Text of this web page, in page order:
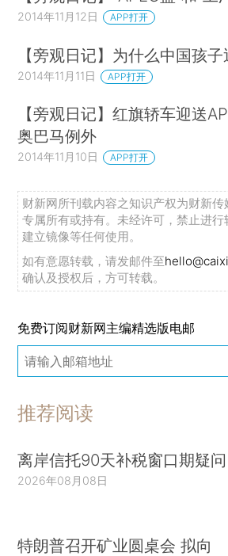
2014年11月12日 APP打开
【旁观日记】为什么中国孩
2014年11月11日 APP打开
【旁观日记】红旗轿车迎送
奥巴马例外
2014年11月10日 APP打开
财新网所刊载内容之知识产权为财新传
专属所有或持有。未经许可，禁止进行
建立镜像等任何使用。
如有意愿转载，请发邮件至
确认及授权后，方可转载。
免费订阅财新网主编精选版电邮
推荐阅读
离岸信托90天补税窗口期疑问
2026年08月08日
特朗普召开矿业圆桌会 拟向